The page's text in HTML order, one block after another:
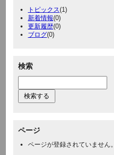
トピックス(1)
新着情報(0)
更新履歴(0)
ブログ(0)
検索
ページ
ページが登録されていません。